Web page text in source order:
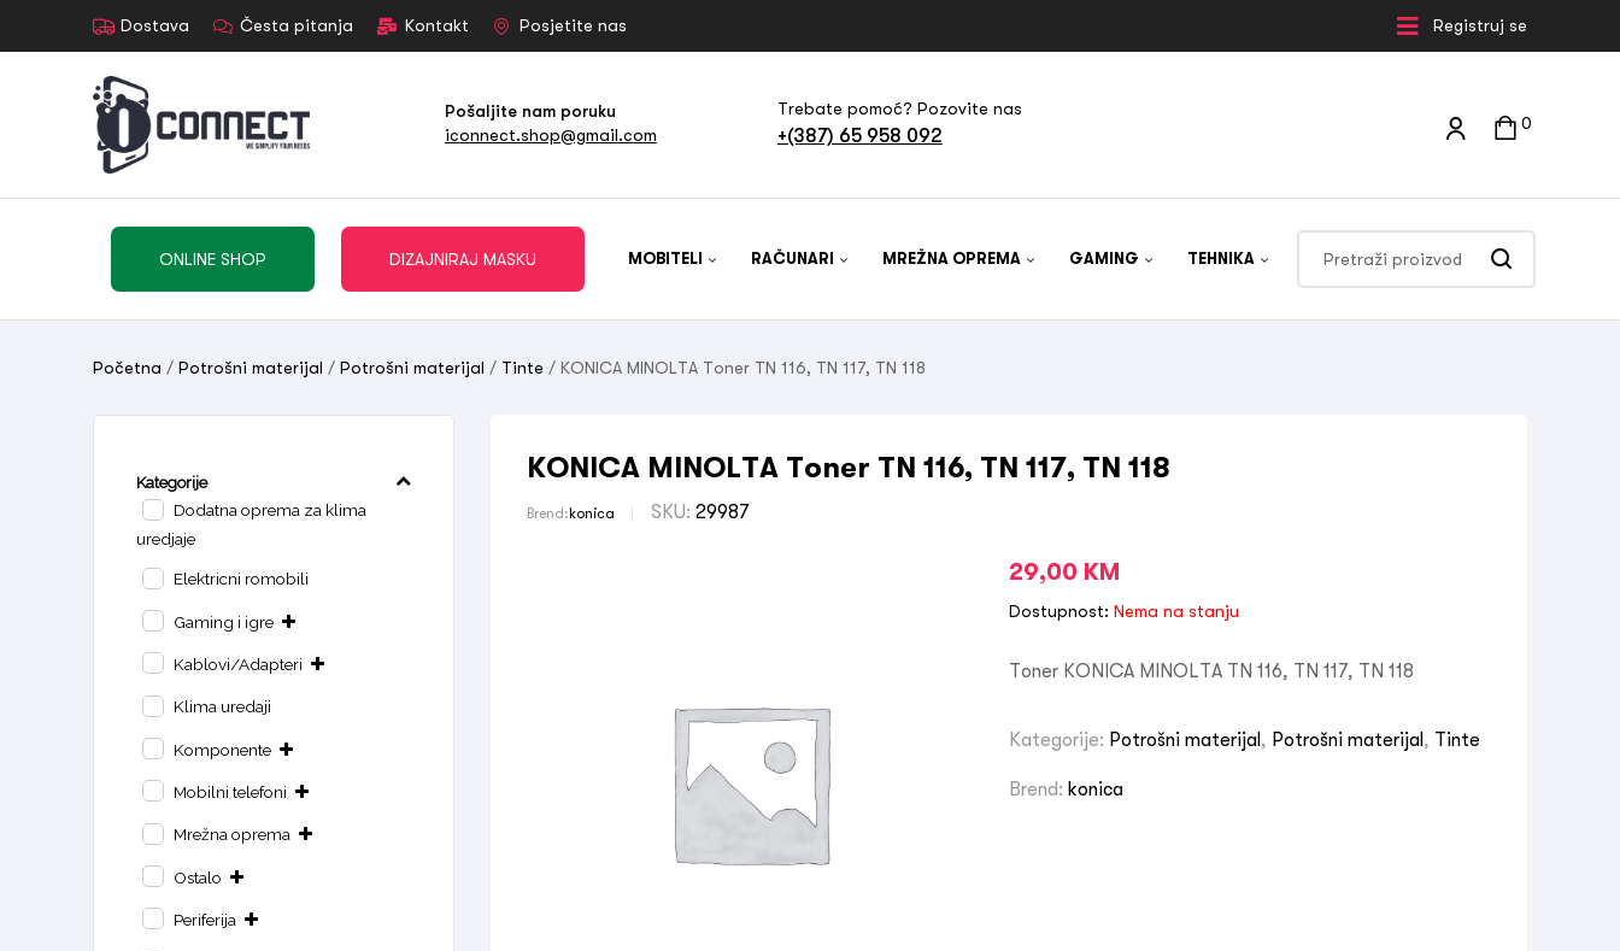
Dostava Česta pitanja Kontakt Posjetite nas Registruj se
Pošaljite nam poruku
iconnect.shop@gmail.com
Trebate pomoć? Pozovite nas
+(387) 65 958 092
0
ONLINE SHOP DIZAJNIRAJ MASKU MOBITELI RAČUNARI MREŽNA OPREMA GAMING TEHNIKA
Početna / Potrošni materijal / Potrošni materijal / Tinte / KONICA MINOLTA Toner TN 116, TN 117, TN 118
KONICA MINOLTA Toner TN 116, TN 117, TN 118
Brend: konica SKU: 29987
29,00 KM
Dostupnost: Nema na stanju
Toner KONICA MINOLTA TN 116, TN 117, TN 118
Kategorije: Potrošni materijal , Potrošni materijal , Tinte
Brend: konica
Kategorije
Dodatna oprema za klima
uredjaje
Elektricni romobili
Gaming i igre
Kablovi/Adapteri
Klima uredaji
Komponente
Mobilni telefoni
Mrežna oprema
Ostalo
Periferija